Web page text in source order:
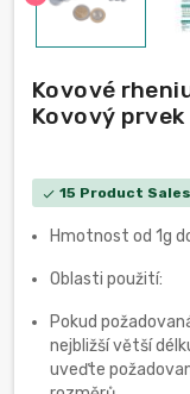
Kovové
Kovový prvek
check 15 Product Sales
Hmotnost od 1g
Oblasti použití:
Pokud
nejbližší větší
uveďte